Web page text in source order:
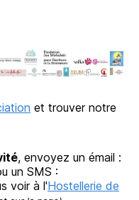
et trouver notre
, envoyez un émail :
un SMS :
voir à l'Hostellerie de